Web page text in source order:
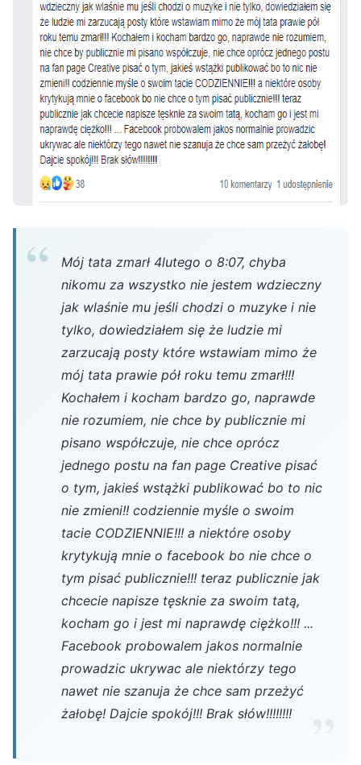
Mój tata zmarł 4lutego o 8:07, chyba
nikomu za wszystko nie jestem wdzieczny
jak wlaśnie mu jeśli chodzi o muzyke i nie
tylko, dowiedziałem się że ludzie mi
zarzucają posty które wstawiam mimo że
mój tata prawie pół roku temu zmarł!!!
Kochałem i kocham bardzo go, naprawde
nie rozumiem, nie chce by publicznie mi
pisano współczuje, nie chce oprócz
jednego postu na fan page Creative pisać
o tym, jakieś wstążki publikować bo to nic
nie zmieni!! codziennie myśle o swoim
tacie CODZIENNIE!!! a niektóre osoby
krytykują mnie o facebook bo nie chce o
tym pisać publicznie!!! teraz publicznie jak
chcecie napisze tęsknie za swoim tatą,
kocham go i jest mi naprawdę ciężko!!! ...
Facebook probowalem jakos normalnie
prowadzic ukrywac ale niektórzy tego
nawet nie szanuja że chce sam przeżyć
żałobę! Dajcie spokój!!! Brak słów!!!!!!!!